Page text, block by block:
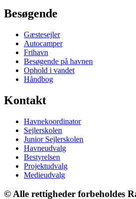
Besøgende
Gæstesejler
Autocamper
Frihavn
Besøgende på havnen
Ophold i vandet
Håndbog
Kontakt
Havnekoordinator
Sejlerskolen
Junior Sejlerskolen
Havneudvalg
Bestyrelsen
Projektudvalg
Medieudvalg
© Alle rettigheder forbeholdes